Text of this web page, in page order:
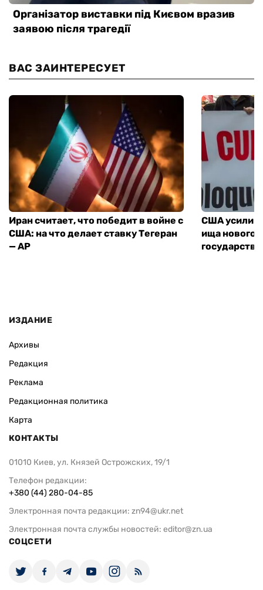
ВАС ЗАИНТЕРЕСУЕТ
Иран считает, что победит в войне с
США: на что делает ставку Тегеран
— AP
США
ища нового
ИЗДАНИЕ
Архивы
Редакция
Реклама
Редакционная политика
Карта
КОНТАКТЫ
01010 Киев, ул. Князей Острожских, 19/1
Телефон редакции:
+380 (44) 280-04-85
Электронная почта редакции: zn94@ukr.net
Электронная почта службы новостей: editor@zn.ua
СОЦСЕТИ